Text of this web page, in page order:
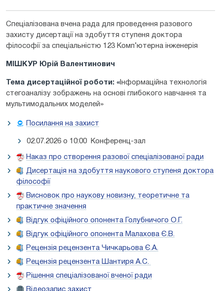
Спеціалізована вчена рада для проведення разового
захисту дисертації на здобуття ступеня доктора
філософії за спеціальністю 123 Комп’ютерна інженерія
МІШКУР Юрій Валентинович
Тема дисертаційної роботи: « Інформаційна технологія
стегоаналізу зображень на основі глибокого навчання та
мультимодальних моделей»
Посилання на захист
02.07.2026 о 10:00 Конференц-зал
Наказ про створення разової спеціалізованої ради
Дисертація на здобуття наукового ступеня доктора
філософії
Висновок про наукову новизну, теоретичне та
практичне значення
Відгук офіційного опонента Голубничого О.Г.
Відгук офіційного опонента Малахова Є.В.
Рецензія рецензента Чичкарьова Є.А.
Рецензія рецензента Шантиря А.С.
Рішення спеціалізованої вченої ради
Відеозапис захист